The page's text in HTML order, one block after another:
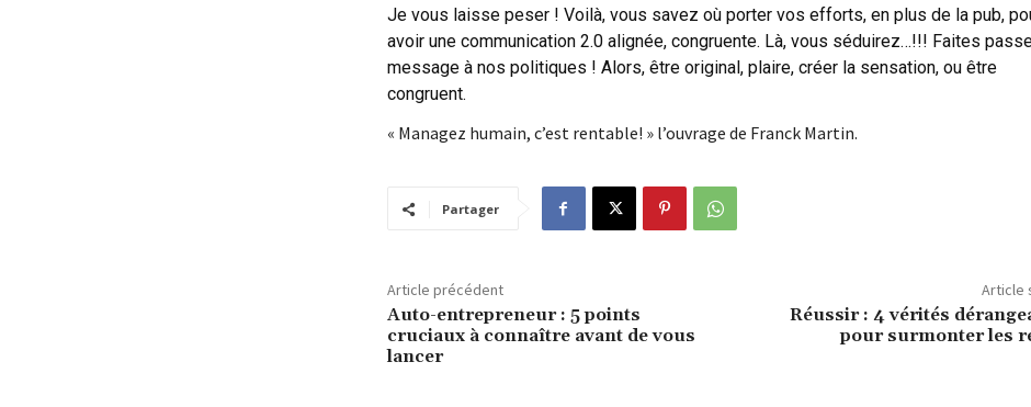
Je vous laisse peser ! Voilà, vous savez où porter vos efforts, en plus de la pub,
avoir une communication 2.0 alignée, congruente. Là, vous séduirez…!!! Faites
message à nos politiques ! Alors, être original, plaire, créer la sensation, ou être
congruent.
« Managez humain, c’est rentable! » l’ouvrage de Franck Martin.
Partager
Article précédent
Auto-entrepreneur : 5 points
cruciaux à connaître avant de vous
lancer
Article
Réussir : 4 vérités
pour surmonter les